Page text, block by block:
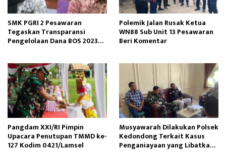
SMK PGRI 2 Pesawaran
Tegaskan Transparansi
Pengelolaan Dana BOS 2023–
Polemik Jalan Rusak Ketua
WN88 Sub Unit 13 Pesawaran
Beri Komentar
Pangdam XXI/RI Pimpin
Upacara Penutupan TMMD ke-
127 Kodim 0421/Lamsel
Musyawarah Dilakukan Polsek
Kedondong Terkait Kasus
Penganiayaan yang Libatkan